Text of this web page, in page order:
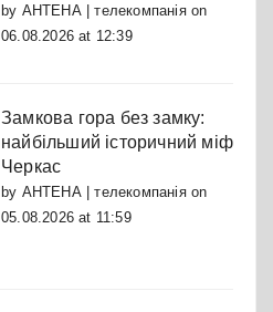
by АНТЕНА | телекомпаніяon
06.08.2026 at 12:39
Замкова гора без замку:
найбільший історичний міф
Черкас
by АНТЕНА | телекомпаніяon
05.08.2026 at 11:59